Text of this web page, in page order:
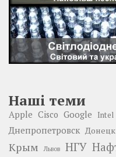
Наші теми
Apple Cisco Google Intel
Днепропетровск Донецк
Крым Львов НГУ